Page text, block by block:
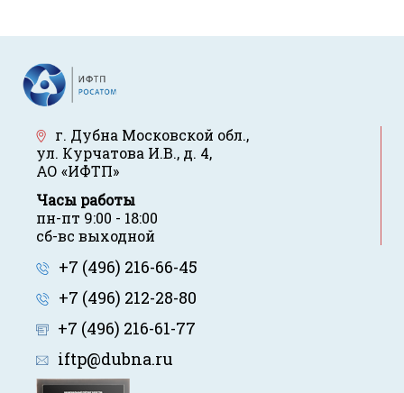
г. Дубна Московской обл.,
ул. Курчатова И.В., д. 4,
АО «ИФТП»
Часы работы
пн-пт 9:00 - 18:00
сб-вс выходной
+7 (496) 216-66-45
+7 (496) 212-28-80
+7 (496) 216-61-77
iftp@dubna.ru